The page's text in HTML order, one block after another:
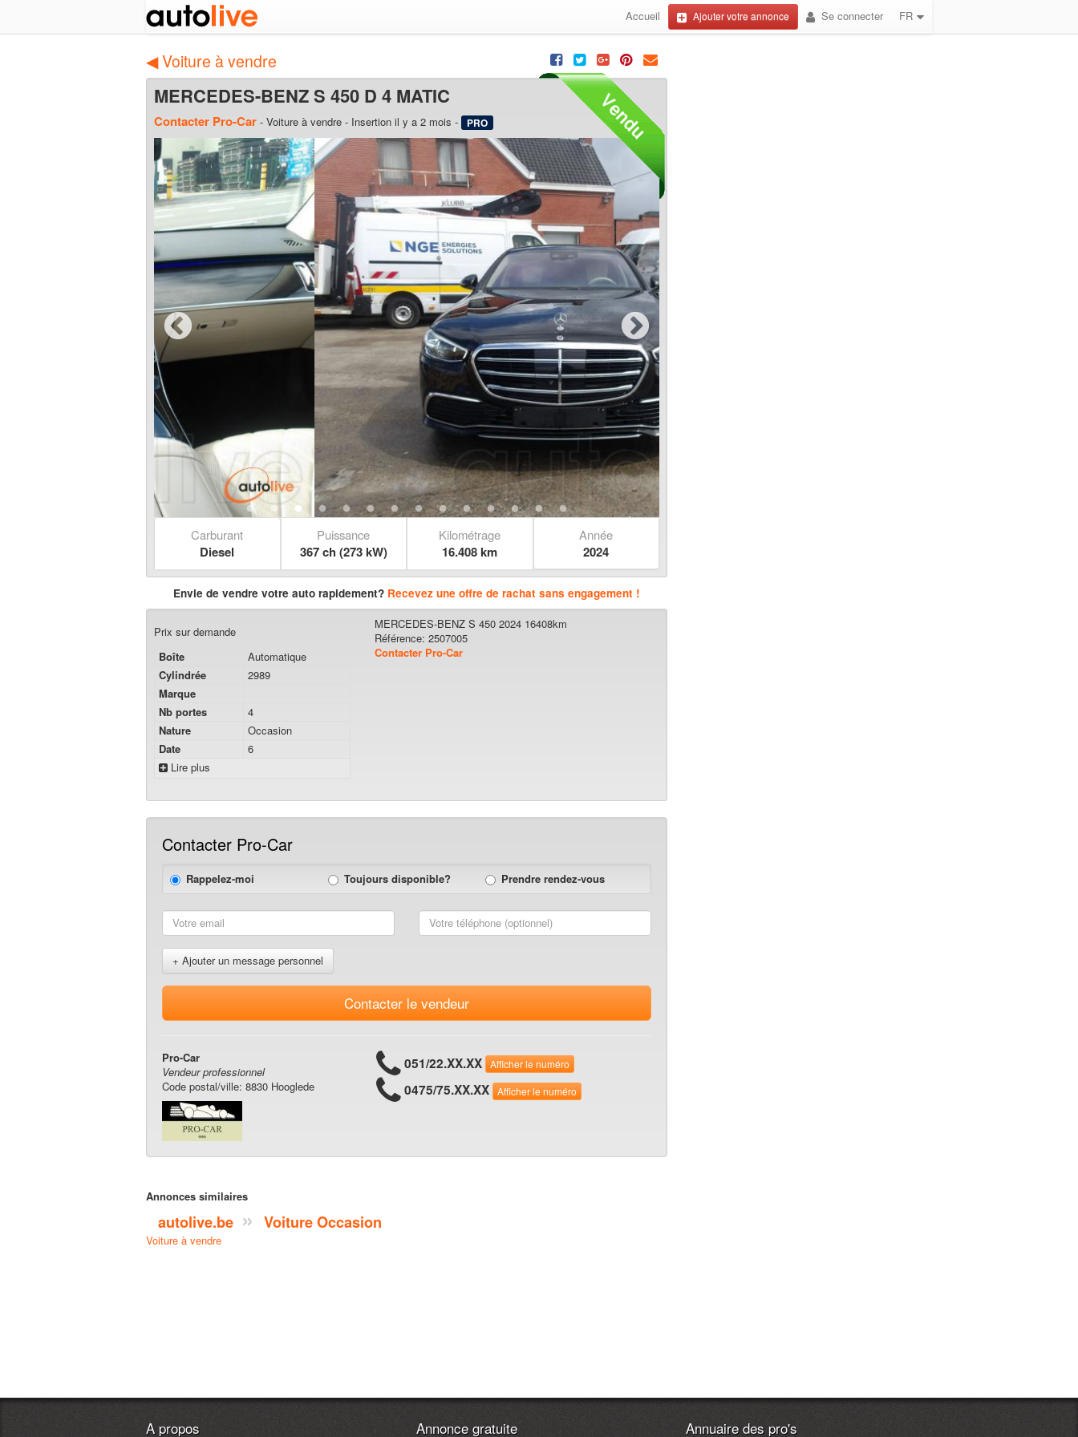
Accueil Ajouter votre annonce Se connecter FR
◀ Voiture à vendre
MERCEDES-BENZ S 450 D 4 MATIC
Contacter Pro-Car - Voiture à vendre - Insertion il y a 2 mois - PRO
Carburant
Diesel
Puissance
367 ch (273 kW)
Kilométrage
16.408 km
Année
2024
Envie de vendre votre auto rapidement? Recevez une offre de rachat sans engagement !
Prix sur demande
Boîte
Automatique
Cylindrée
2989
Marque
Nb portes
4
Nature
Occasion
Date
6
Lire plus
MERCEDES-BENZ S 450 2024 16408km
Référence: 2507005
Contacter Pro-Car
Contacter Pro-Car
Rappelez-moi Toujours disponible? Prendre rendez-vous
+ Ajouter un message personnel
Contacter le vendeur
Pro-Car
Vendeur professionnel
Code postal/ville: 8830 Hooglede
051/22.XX.XX Afficher le numéro
0475/75.XX.XX Afficher le numéro
Annonces similaires
autolive.be Voiture Occasion
Voiture à vendre
A propos Annonce gratuite Annuaire des pro's